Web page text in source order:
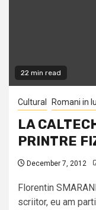
22 min read
Cultural Romani in
LA
PRINTRE
December 7, 2012
Florentin
scriitor, eu am